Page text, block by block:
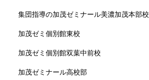
集団指導の加茂ゼミナール美濃加茂本部校
加茂ゼミ個別館東校
加茂ゼミ個別館双葉中前校
加茂ゼミナール高校部